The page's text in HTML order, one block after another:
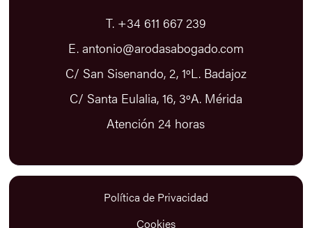
T. +34 611 667 239
E. antonio@arodasabogado.com
C/ San Sisenando, 2, 1ºL. Badajoz
C/ Santa Eulalia, 16, 3ºA. Mérida
Atención 24 horas
Política de Privacidad
Cookies